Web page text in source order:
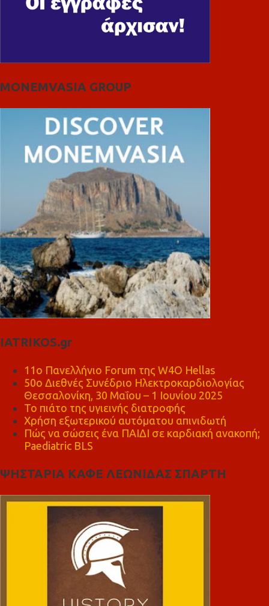
MONEMVASIA GROUP
IATRIKOS.gr
11ο Πανελλήνιο Forum της W4O Hellas
50ο Διεθνές Συνέδριο Ηλεκτροκαρδιολογίας
Θεσσαλονίκη, 30 Μαΐου – 1 Ιουνίου 2025
Το πιάτο της υγιεινής διατροφής
Χρήση εξωτερικού αυτόματου απινιδωτή
Πώς να σώσεις ένα ΠΑΙΔΙ σε καρδιακή ανακοπή;
Paediatric BLS
ΨΗΣΤΑΡΙΑ ΚΑΦΕ ΛΕΩΝΙΔΑΣ ΣΠΑΡΤΗ